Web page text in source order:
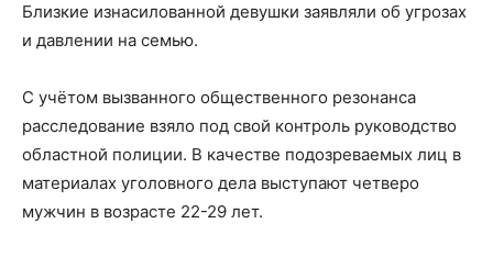
Близкие изнасилованной девушки заявляли об угрозах
и давлении на семью.
С учётом вызванного общественного резонанса
расследование взяло под свой контроль руководство
областной полиции. В качестве подозреваемых лиц в
материалах уголовного дела выступают четверо
мужчин в возрасте 22-29 лет.